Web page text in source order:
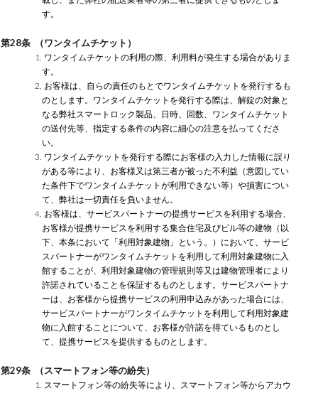
す。
第28条 （ワンタイムチケット）
1. ワンタイムチケットの利用の際、利用料が発生する場合がありま
す。
2. お客様は、自らの責任のもとでワンタイムチケットを発行するも
のとします。ワンタイムチケットを発行する際は、解錠の対象と
なる弊社スマートロック製品、日時、回数、ワンタイムチケット
の送付先等、指定する条件の内容に細心の注意を払ってくださ
い。
3. ワンタイムチケットを発行する際にお客様の入力した情報に誤り
がある等により、お客様又は第三者が被った不利益（意図してい
た条件下でワンタイムチケットが利用できない等）や損害につい
て、弊社は一切責任を負いません。
4. お客様は、サービスパートナーの提携サービスを利用する場合、
お客様が提携サービスを利用する集合住宅及びビル等の建物（以
下、本条において「利用対象建物」という。）において、サービ
スパートナーがワンタイムチケットを利用して利用対象建物に入
館することが、利用対象建物の管理規則等又は建物管理者により
許諾されていることを保証するものとします。サービスパートナ
ーは、お客様から提携サービスの利用申込みがあった場合には、
サービスパートナーがワンタイムチケットを利用して利用対象建
物に入館することについて、お客様が許諾を得ているものとし
て、提携サービスを提供するものとします。
第29条 （スマートフォン等の紛失）
1. スマートフォン等の紛失等により、スマートフォン等からアカウ